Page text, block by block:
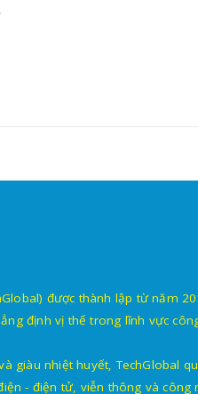
được thành lập từ năm
định vị thế trong lĩnh vực
giàu nhiệt huyết, TechGlobal
- điện tử, viễn thông và công